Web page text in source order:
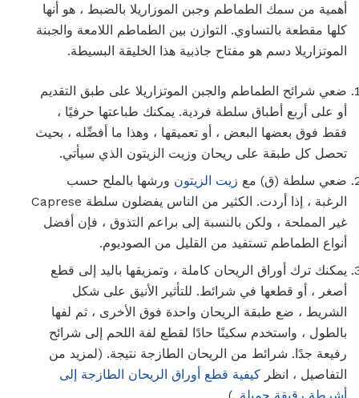
أهمية من سمك الطماطم وجبن الموزاريلا بالضبط ، هو أنها
كلها مقطعة بالتساوي. التوازن بين الطماطم اللامعة والجبنة
الموتزاريلا دسم هو مفتاح جاذبية هذا الخليقة البسيطة.
ضعي شرائح الطماطم والجبن الموتزاريلا على طبق التقديم
أو على أربع أطباق سلطة فردية. يمكنك طباعتها حرفيًا ،
فقط فوق بعضها البعض ، أو تعميقها ، وهذا ما أفضِّله ، بحيث
تحصل كل طبقة على ريحان وزيت الزيتون الذي سيأتي.
ضعي سلطة (ق) مع زيت الزيتون ورشها بالملح حسب
الرغبة ، إذا أردت. الكثير من الناس يفضلون سلطة Caprese
غير المملحة ، ولكن بالنسبة إلى براعم التذوق ، فإن أفضل
أنواع الطماطم تستفيد من القليل من الصوديوم.
يمكنك ترك أوراق الريحان كاملة ، وتمزيقها باليد إلى قطع
أصغر ، أو قطعها في شرائط. للتأثير الأنيق على شكل
الشريط ، ضع طبقة الريحان واحدة فوق الأخرى ، ثم لفها
بالطول ، واستخدم سكينًا حادًا لقطع لفة اللحم إلى شرائح
رفيعة جدًا. شرائط من الريحان الطازجة نتيجة. (لمزيد من
التفاصيل ، انظر كيفية قطع أوراق الريحان الطازجة إلى
أشرطة رقيقة جميلة .)